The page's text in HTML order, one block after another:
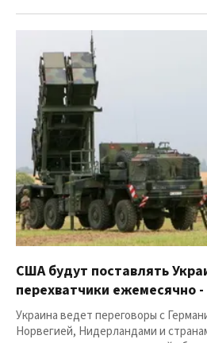
США будут поставлять
перехватчики ежемесячно
Украина ведет переговоры с
Норвегией, Нидерландами и